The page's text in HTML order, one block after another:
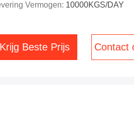
Vermogen: 10000KGS/DAY
Krijg Beste Prijs Contact